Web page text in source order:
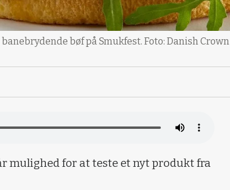
bøf på Smukfest. Foto: Danish Crown
mulighed for at teste et nyt produkt fra